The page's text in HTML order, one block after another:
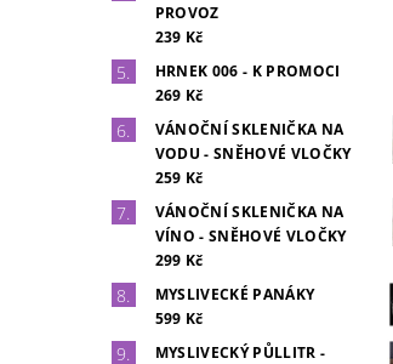
PROVOZ
239 Kč
HRNEK 006 - K PROMOCI
269 Kč
VÁNOČNÍ SKLENIČKA NA
VODU - SNĚHOVÉ VLOČKY
259 Kč
VÁNOČNÍ SKLENIČKA NA
VÍNO - SNĚHOVÉ VLOČKY
299 Kč
MYSLIVECKÉ PANÁKY
599 Kč
MYSLIVECKÝ PŮLLITR -